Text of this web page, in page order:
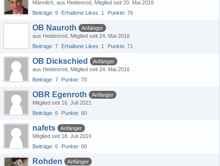
Männlich aus Heidenrod Mitglied seit 20. Mai 2016
Beiträge 9 Erhaltene Likes 1 Punkte 76
OB Nauroth
Anfänger
aus Heidenrod Mitglied seit 24. Mai 2016
Beiträge 7 Erhaltene Likes 1 Punkte 71
OB Dickschied
Anfänger
aus Heidenrod Mitglied seit 24. Mai 2016
Beiträge 7 Punkte 70
OBR Egenroth
Anfänger
Mitglied seit 16. Juli 2021
Beiträge 6 Punkte 60
nafets
Anfänger
Mitglied seit 18. Juli 2019
Beiträge 6 Punkte 60
Rohden
Anfänger